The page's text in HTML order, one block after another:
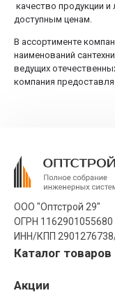
качество продукции
доступным ценам.
В ассортименте
наименований
ведущих
компания
Минимальные
позиций
Рассрочка
Бесплатная
Аренда
ООО "Оптстрой 29"
ОГРН 1162901055680
ИНН/КПП
Каталог товаров
Акции